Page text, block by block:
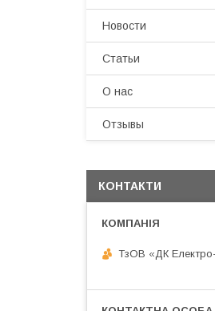
Новости
Статьи
О нас
Отзывы
КОНТАКТИ
ТзОВ «ДК